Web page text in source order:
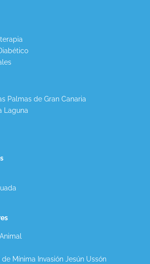
Palmas de Gran Canaria
Laguna
Mínima Invasión Jesún Ussón